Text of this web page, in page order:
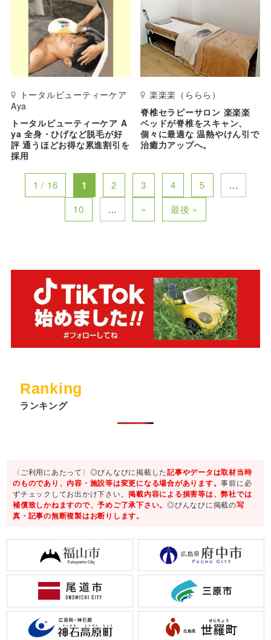
トータルビューティーケア
Aya
トータルビューティーケア A
ya 全身・ひげなど脱毛が好
評 通うほどお得な累進割引を
採用
楽楽楽（ららら）
脊椎セラピーサロン 楽楽楽
ベッドが脊椎をスキャン、
個々に最適な 温熱やけん引で
治癒力アップへ。
1 / 16 1 2 3 4 5
...
10
... » 最後 »
Ranking
ランキング
〈ご利用にあたって〉◎びんなびに掲載した記事やデータは取材当時
のものであり、内容・施設等は変更になる場合があります。事前に必
ずチェックしてお出かけ下さい。掲載内容による損害等は、弊社では
補償致しかねますので、予めご了承下さい。◎びんなびに掲載の写
真・記事の無断複製はお断りします。